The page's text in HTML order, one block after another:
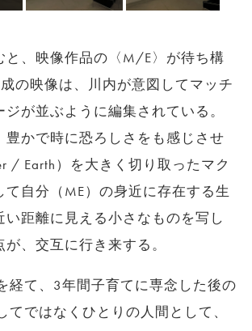
と、映像作品の〈M/E〉が待ち構
の映像は、川内が意図してマッチ
が並ぶように編集されている。
豊かで時に恐ろしさをも感じさせ
/ Earth）を大きく切り取ったマク
て自分（ME）の身近に存在する生
い距離に見える小さなものを写し
、交互に行き来する。
経て、3年間子育てに専念した後の
てではなくひとりの人間として、